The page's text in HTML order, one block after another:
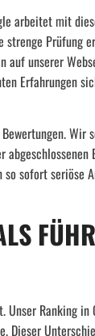
arbeitet mit
Prüfung
unserer
Erfahrungen
Wir
sofort seriöse
Unser Ranking
Dieser